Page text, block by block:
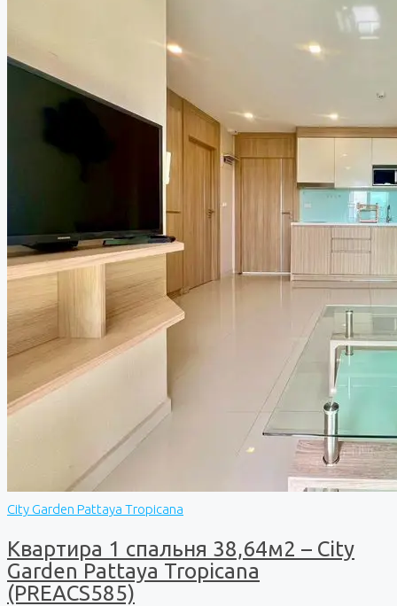
City Garden Pattaya Tropicana
Квартира 1 спальня 38,64м2 – City
Garden Pattaya Tropicana
(PREACS585)